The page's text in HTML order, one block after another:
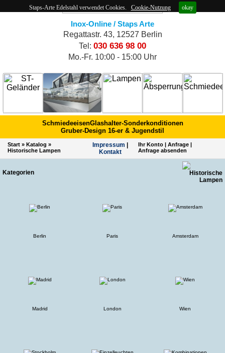
Staps-Arte Edelstahl verwendet Cookies. Cookie-Nutzung okay
Inox-Online / Staps Arte
Regattastr. 43, 12527 Berlin
Tel: 030 636 98 00
Mo.-Fr. 10:00 - 15:00 Uhr
SchmiedeeisenGlashalter-Sonderkonditionen
Gruber-Design 16-er & Jugendstil
Start » Katalog »
Historische Lampen
Impres­sum
Kontakt
Ihr Konto |Anfrage |
Anfrage absenden
Kategorien
Berlin Paris Amsterdam
Madrid London Wien